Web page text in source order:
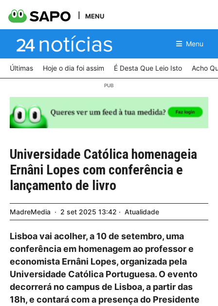
MENU
Menu
Últimas Hoje o dia foi assim É Desta Que Leio Isto Acho
Universidade Católica homenageia
Ernâni Lopes com conferência e
lançamento de livro
MadreMedia 2 set 2025 13:42 Atualidade
Lisboa vai acolher, a 10 de setembro, uma
conferência em homenagem ao professor e
economista Ernâni Lopes, organizada pela
Universidade Católica Portuguesa. O evento
decorrerá no campus de Lisboa, a partir das
18h, e contará com a presença do Presidente